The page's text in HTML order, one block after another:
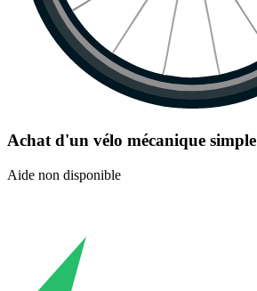
Achat d'un vélo mécanique simple
Aide non disponible